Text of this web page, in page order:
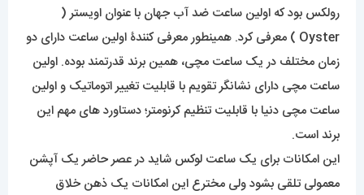
رولکس بود که اولین ساعت ضد آب جهان با عنوان اویستر (
Oyster ) معرفی کرد. همینطور معرفی کنندۀ اولین ساعت دارای دو
زمان مختلف در یک ساعت مچی، همین برند قدرتمند بوده. اولین
ساعت مچی دارای نشانگر تقویم با قابلیت تغییر اتوماتیک و اولین
ساعت مچی دنیا با قابلیت تنظیم کرنومتر؛ دستاورد های مهم این
برند است.
این امکانات برای یک ساعت لوکس شاید در عصر حاضر یک آپشن
معمولی تلقی بشود ولی مخترع این امکانات یک ذهن خلاق